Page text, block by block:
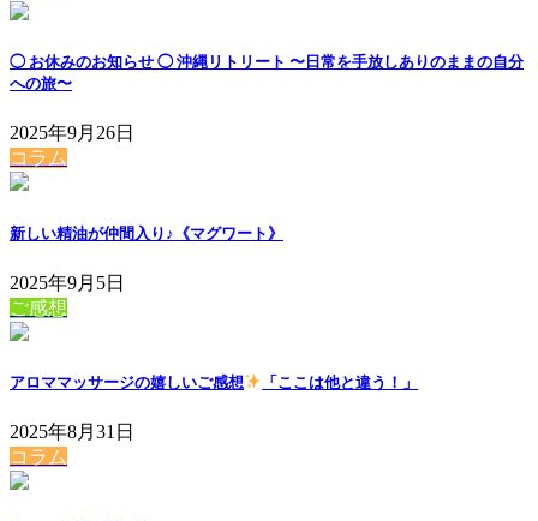
◯ お休みのお知らせ ◯ 沖縄リトリート 〜日常を手放しありのままの自分
への旅〜
2025年9月26日
コラム
新しい精油が仲間入り♪《マグワート》
2025年9月5日
ご感想
アロママッサージの嬉しいご感想 「ここは他と違う！」
2025年8月31日
コラム